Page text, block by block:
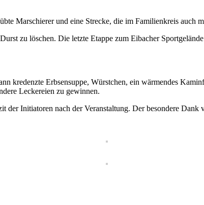
Marschierer und eine Strecke, die im Familienkreis auch
zu löschen. Die letzte Etappe zum Eibacher
kredenzte Erbsensuppe, Würstchen, ein wärmendes
Leckereien zu gewinnen.
der Initiatoren nach der Veranstaltung. Der besondere